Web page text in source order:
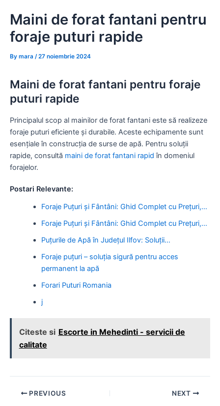
content
Maini de forat fantani pentru
foraje puturi rapide
By mara /27 noiembrie 2024
Maini de forat fantani pentru foraje
puturi rapide
Principalul scop al mainilor de forat fantani este să realizeze
foraje puturi eficiente și durabile. Aceste echipamente sunt
esențiale în construcția de surse de apă. Pentru soluții
rapide, consultă maini de forat fantani rapid în domeniul
forajelor.
Postari Relevante:
Foraje Puțuri și Fântâni: Ghid Complet cu Prețuri,…
Foraje Puțuri și Fântâni: Ghid Complet cu Prețuri,…
Puțurile de Apă în Județul Ilfov: Soluții…
Foraje puțuri – soluția sigură pentru acces
permanent la apă
Forari Puturi Romania
j
Citeste si Escorte in Mehedinti - servicii de
calitate
Post PREVIOUS NEXT